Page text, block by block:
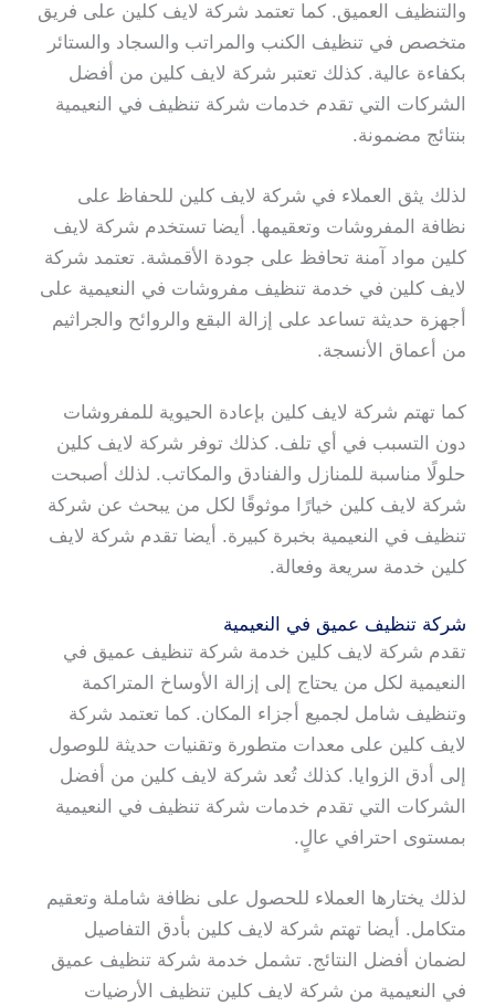
والتنظيف العميق. كما تعتمد شركة لايف كلين على فريق
متخصص في تنظيف الكنب والمراتب والسجاد والستائر
بكفاءة عالية. كذلك تعتبر شركة لايف كلين من أفضل
الشركات التي تقدم خدمات شركة تنظيف في النعيمية
بنتائج مضمونة.
لذلك يثق العملاء في شركة لايف كلين للحفاظ على
نظافة المفروشات وتعقيمها. أيضا تستخدم شركة لايف
كلين مواد آمنة تحافظ على جودة الأقمشة. تعتمد شركة
لايف كلين في خدمة تنظيف مفروشات في النعيمية على
أجهزة حديثة تساعد على إزالة البقع والروائح والجراثيم
من أعماق الأنسجة.
كما تهتم شركة لايف كلين بإعادة الحيوية للمفروشات
دون التسبب في أي تلف. كذلك توفر شركة لايف كلين
حلولًا مناسبة للمنازل والفنادق والمكاتب. لذلك أصبحت
شركة لايف كلين خيارًا موثوقًا لكل من يبحث عن شركة
تنظيف في النعيمية بخبرة كبيرة. أيضا تقدم شركة لايف
كلين خدمة سريعة وفعالة.
شركة تنظيف عميق في النعيمية
تقدم شركة لايف كلين خدمة شركة تنظيف عميق في
النعيمية لكل من يحتاج إلى إزالة الأوساخ المتراكمة
وتنظيف شامل لجميع أجزاء المكان. كما تعتمد شركة
لايف كلين على معدات متطورة وتقنيات حديثة للوصول
إلى أدق الزوايا. كذلك تُعد شركة لايف كلين من أفضل
الشركات التي تقدم خدمات شركة تنظيف في النعيمية
بمستوى احترافي عالٍ.
لذلك يختارها العملاء للحصول على نظافة شاملة وتعقيم
متكامل. أيضا تهتم شركة لايف كلين بأدق التفاصيل
لضمان أفضل النتائج. تشمل خدمة شركة تنظيف عميق
في النعيمية من شركة لايف كلين تنظيف الأرضيات